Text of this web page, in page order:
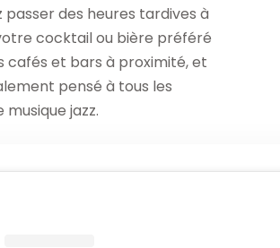
passer des heures tardives à
cocktail ou bière préféré
cafés et bars à proximité, et
pensé à tous les
jazz.